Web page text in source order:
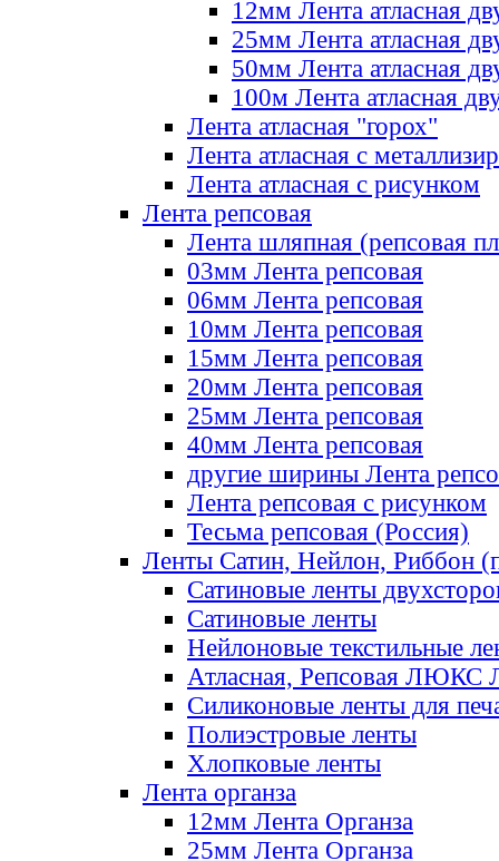
12мм Лента атласная
25мм Лента атласная
50мм Лента атласная
100м Лента атласная
Лента атласная "горох"
Лента атласная с
Лента атласная с рисунком
Лента репсовая
Лента шляпная (репсовая
03мм Лента репсовая
06мм Лента репсовая
10мм Лента репсовая
15мм Лента репсовая
20мм Лента репсовая
25мм Лента репсовая
40мм Лента репсовая
другие ширины Лента
Лента репсовая с рисунком
Тесьма репсовая (Россия)
Ленты Сатин, Нейлон, Риббон
Сатиновые ленты
Сатиновые ленты
Нейлоновые текстильные
Атласная, Репсовая ЛЮКС
Силиконовые ленты для
Полиэстровые ленты
Хлопковые ленты
Лента органза
12мм Лента Органза
25мм Лента Органза